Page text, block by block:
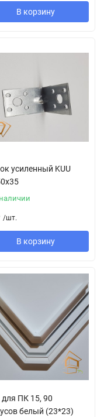
В корзину
усиленный KUU
/шт.
В корзину
для ПК 15, 90
белый (23*23)